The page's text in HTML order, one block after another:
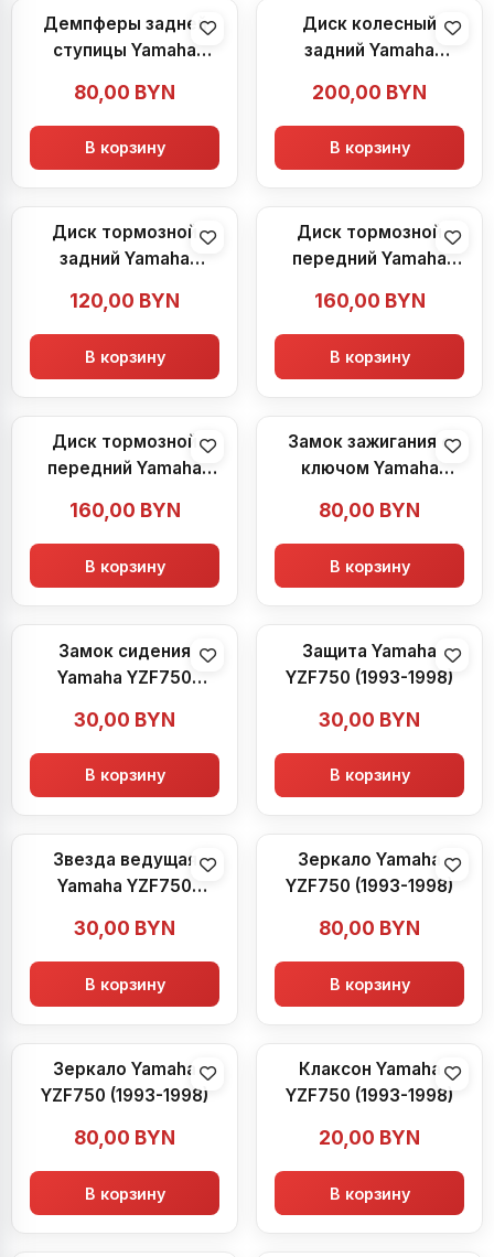
Демпферы задней
ступицы Yamaha
80,00 BYN
В корзину
Диск колесный
задний Yamaha
200,00 BYN
В корзину
Диск тормозной
задний Yamaha
120,00 BYN
В корзину
Диск тормозной
передний Yamaha
160,00 BYN
В корзину
Диск тормозной
передний Yamaha
160,00 BYN
В корзину
Замок зажигания с
ключом Yamaha
80,00 BYN
В корзину
Замок сидения
Yamaha YZF750
30,00 BYN
В корзину
Защита Yamaha
YZF750 (1993-1998)
30,00 BYN
В корзину
Звезда ведущая
Yamaha YZF750
30,00 BYN
В корзину
Зеркало Yamaha
YZF750 (1993-1998)
80,00 BYN
В корзину
Зеркало Yamaha
YZF750 (1993-1998)
80,00 BYN
В корзину
Клаксон Yamaha
YZF750 (1993-1998)
20,00 BYN
В корзину